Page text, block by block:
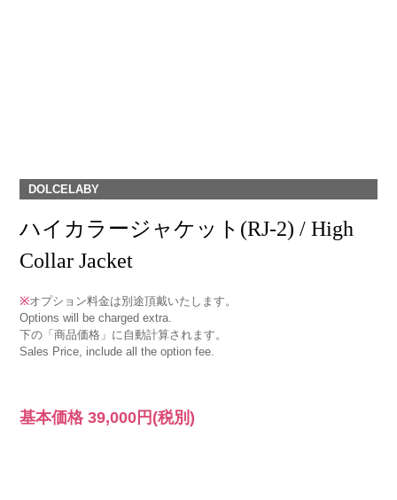
DOLCELABY
ハイカラージャケット(RJ-2) / High
Collar Jacket
※オプション料金は別途頂戴いたします。
Options will be charged extra.
下の「商品価格」に自動計算されます。
Sales Price, include all the option fee.
基本価格39,000円 (税別)